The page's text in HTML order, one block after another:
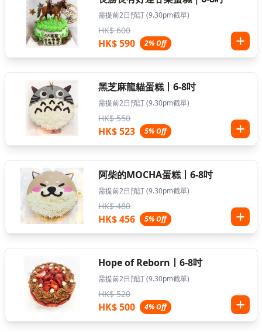
需提前2日預訂 (9.30pm截單)
HK$ 600
HK$ 590 2% Off
黑芝麻龍貓蛋糕丨6-8吋
需提前2日預訂 (9.30pm截單)
HK$ 550
HK$ 523 5% Off
阿柴的MOCHA蛋糕丨6-8吋
需提前2日預訂 (9.30pm截單)
HK$ 480
HK$ 456 5% Off
Hope of Reborn丨6-8吋
需提前2日預訂 (9.30pm截單)
HK$ 520
HK$ 500 4% Off